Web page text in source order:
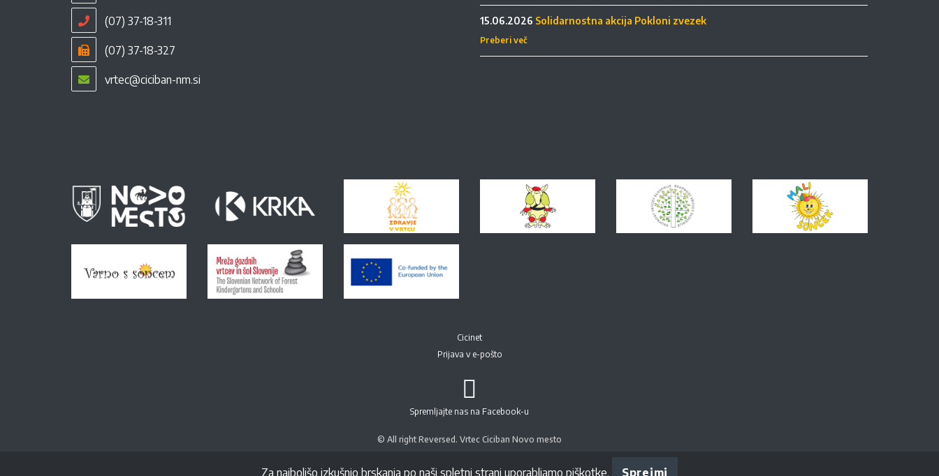
(07) 37-18-311
(07) 37-18-327
vrtec@ciciban-nm.si
15.06.2026 Solidarnostna akcija Pokloni zvezek
Preberi več
Cicinet
Prijava v e-pošto
Spremljajte nas na Facebook-u
© All right Reversed. Vrtec Ciciban Novo mesto
Za najboljšo izkušnjo brskanja po naši spletni strani uporabljamo piškotke. Sprejmi